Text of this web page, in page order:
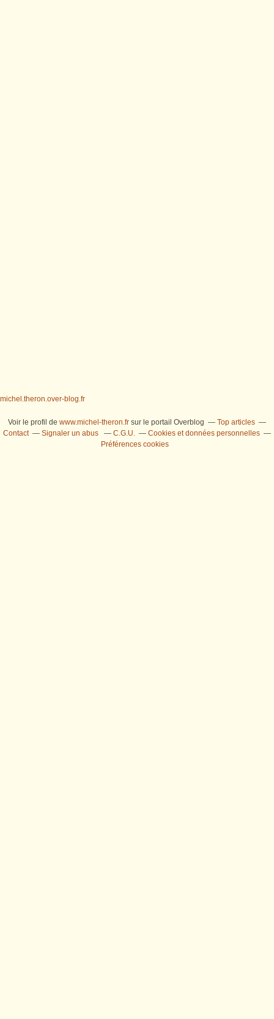
michel.theron.over-blog.fr
Voir le profil de www.michel-theron.fr sur le portail Overblog
Top articles
Contact
Signaler un abus C.G.U.
Cookies et données personnelles
Préférences cookies